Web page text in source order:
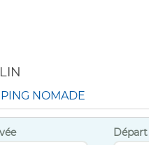
NOMADE
Départ